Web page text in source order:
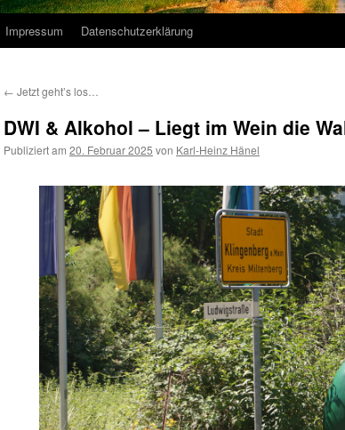
Zum
springen
Impressum Datenschutzerklärung
← Jetzt geht’s los…
DWI & Alkohol – Liegt im Wein die
Publiziert am 20. Februar 2025 von Karl-Heinz Hänel